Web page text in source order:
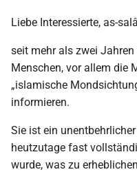
i
d
i
n
2023
2021
2020
2019
Islam
Sichtungen
Spot
Video
Liebe Interessierte, as-
seit mehr als zwei
Menschen, vor allem die
„islamische
informieren.
Sie ist ein
heutzutage fast
wurde, was zu